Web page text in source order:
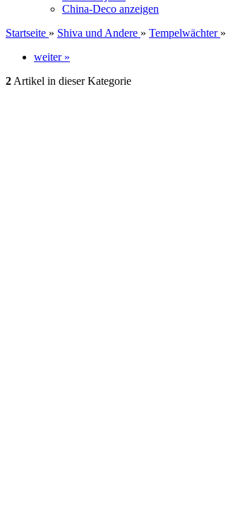
China-Deco anzeigen
Startseite » Shiva und Andere » Tempelwächter »
weiter »
2 Artikel in dieser Kategorie